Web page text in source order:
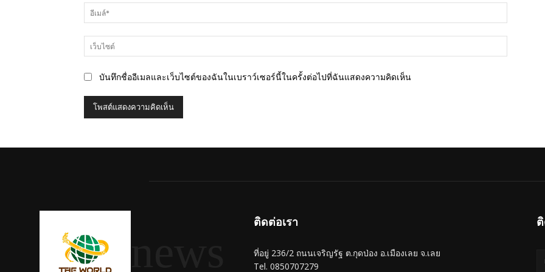
บันทึกชื่ออีเมลและเว็บไซต์ของฉันในเบราว์เซอร์นี้ในครั้งต่อไปที่ฉันแสดงความคิดเห็น
ติดต่อเรา
ที่อยู่ 236/2 ถนนเจริญรัฐ ต.กุดป่อง อ.เมืองเลย จ.เลย
Tel. 0850707279